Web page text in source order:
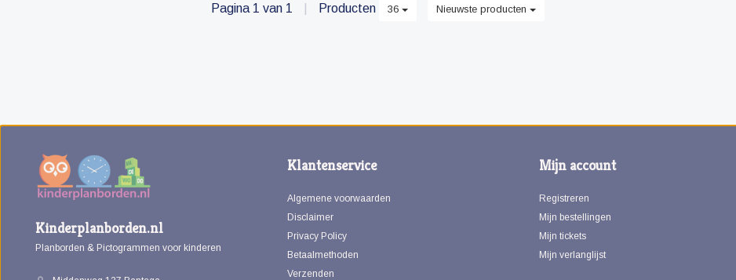
Pagina 1 van 1 Producten 36 Nieuwste producten
Kinderplanborden.nl
Planborden & Pictogrammen voor kinderen
Klantenservice
Algemene voorwaarden
Disclaimer
Privacy Policy
Betaalmethoden
Verzenden
Mijn account
Registreren
Mijn bestellingen
Mijn tickets
Mijn verlanglijst